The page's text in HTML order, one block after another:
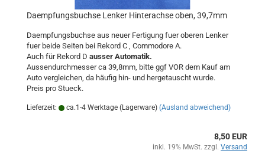
Daempfungsbuchse Lenker Hinterachse oben, 39,7mm
Daempfungsbuchse aus neuer Fertigung fuer oberen Lenker
fuer beide Seiten bei Rekord C , Commodore A.
Auch für Rekord D ausser Automatik.
Aussendurchmesser ca 39,8mm, bitte ggf VOR dem Kauf am
Auto vergleichen, da häufig hin- und hergetauscht wurde.
Preis pro Stueck.
Lieferzeit: ca.1-4 Werktage (Lagerware) (Ausland abweichend)
8,50 EUR
inkl. 19% MwSt. zzgl. Versand